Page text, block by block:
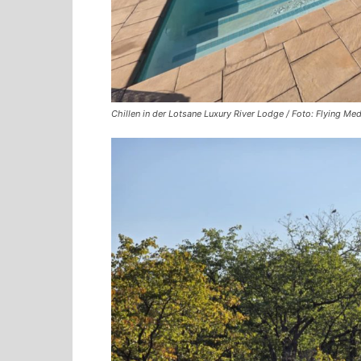
Chillen in der Lotsane Luxury River Lodge / Foto: Flying